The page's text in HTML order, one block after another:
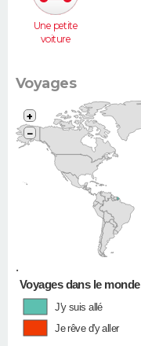
Une petite
voiture
Voyages
•
+
−
Voyages dans le monde
J'y suis allé
Je rêve d'y aller